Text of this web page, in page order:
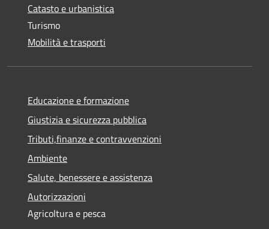
Catasto e urbanistica
Turismo
Mobilità e trasporti
Educazione e formazione
Giustizia e sicurezza pubblica
Tributi,finanze e contravvenzioni
Ambiente
Salute, benessere e assistenza
Autorizzazioni
Agricoltura e pesca